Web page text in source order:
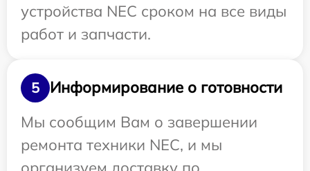
устройства NEC сроком на все виды
работ и запчасти.
5
Информирование о готовности
Мы сообщим Вам о завершении
ремонта техники NEC, и мы